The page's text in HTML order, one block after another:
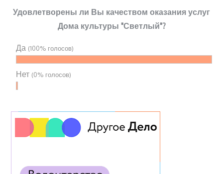
Удовлетворены ли Вы качеством оказания услуг
Дома культуры "Светлый"?
Да (100% голосов)
Нет (0% голосов)